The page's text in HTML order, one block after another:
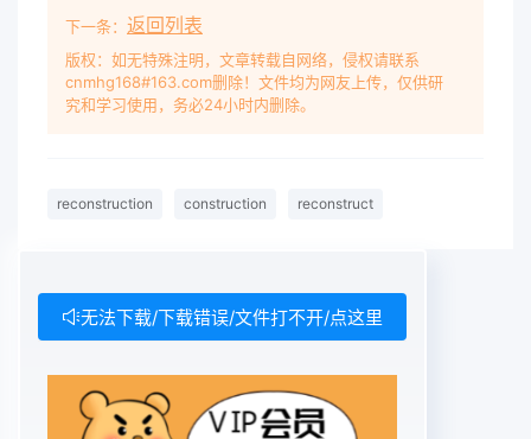
下一条： 返回列表
版权：如无特殊注明，文章转载自网络，侵权请联系
cnmhg168#163.com删除！文件均为网友上传，仅供研
究和学习使用，务必24小时内删除。
reconstruction construction reconstruct
无法下载/下载错误/文件打不开/点这里